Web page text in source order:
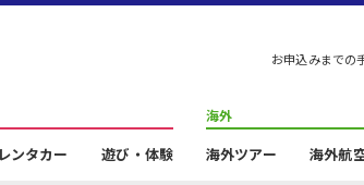
お申込みまでの
レンタカー 遊び・体験
海外
海外ツアー 海外航